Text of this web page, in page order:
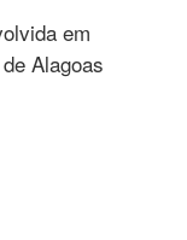
em
Alagoas